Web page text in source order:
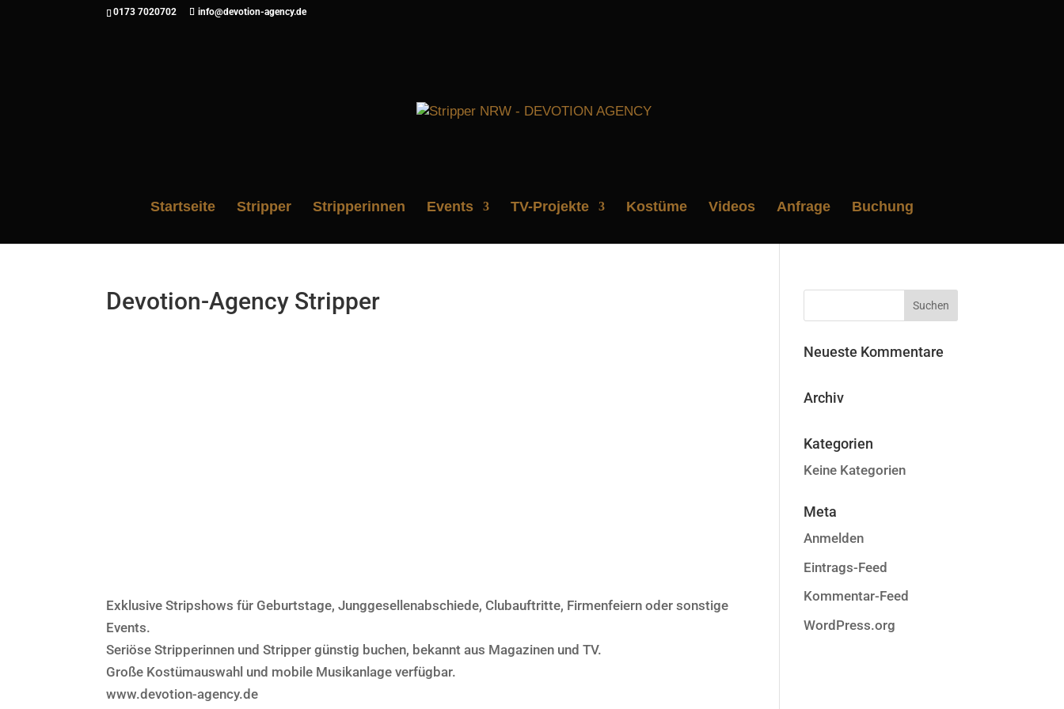
0173 7020702 info@devotion-agency.de
Startseite Stripper Stripperinnen Events TV-Projekte Kostüme Videos Anfrage Buchung
Devotion-Agency Stripper
Exklusive Stripshows für Geburtstage, Junggesellenabschiede, Clubauftritte, Firmenfeiern oder sonstige
Events.
Seriöse Stripperinnen und Stripper günstig buchen, bekannt aus Magazinen und TV.
Große Kostümauswahl und mobile Musikanlage verfügbar.
www.devotion-agency.de
Neueste Kommentare
Archiv
Kategorien
Keine Kategorien
Meta
Anmelden
Eintrags-Feed
Kommentar-Feed
WordPress.org